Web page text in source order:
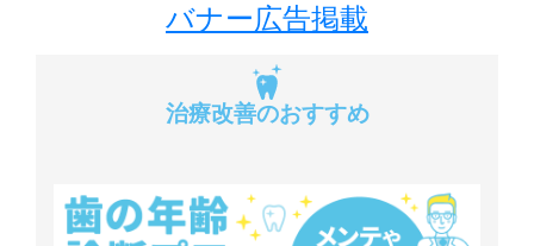
バナー広告掲載
治療改善のおすすめ